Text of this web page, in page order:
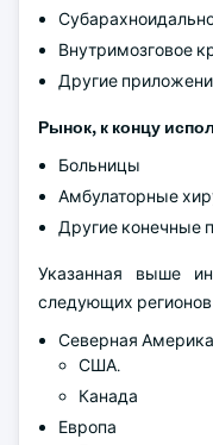
Внутримозговое
Другие
Рынок, к концу
Больницы
Амбулаторные
Другие конечные
Указанная выше
следующих регионов
Северная Америка
США.
Канада
Европа